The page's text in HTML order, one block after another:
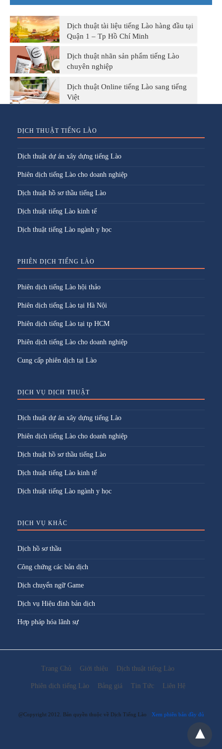
Dịch thuật tài liệu tiếng Lào hàng đầu tại
Quận 1 – Tp Hồ Chí Minh
Dịch thuật nhãn sản phẩm tiếng Lào
chuyên nghiệp
Dịch thuật Online tiếng Lào sang tiếng
Việt
DỊCH THUẬT TIẾNG LÀO
Dịch thuật dự án xây dựng tiếng Lào
Phiên dịch tiếng Lào cho doanh nghiệp
Dịch thuật hồ sơ thầu tiếng Lào
Dịch thuật tiếng Lào kinh tế
Dịch thuật tiếng Lào ngành y học
PHIÊN DỊCH TIẾNG LÀO
Phiên dịch tiếng Lào hội thảo
Phiên dịch tiếng Lào tại Hà Nội
Phiên dịch tiếng Lào tại tp HCM
Phiên dịch tiếng Lào cho doanh nghiệp
Cung cấp phiên dịch tại Lào
DỊCH VỤ DỊCH THUẬT
Dịch thuật dự án xây dựng tiếng Lào
Phiên dịch tiếng Lào cho doanh nghiệp
Dịch thuật hồ sơ thầu tiếng Lào
Dịch thuật tiếng Lào kinh tế
Dịch thuật tiếng Lào ngành y học
DỊCH VỤ KHÁC
Dịch hồ sơ thầu
Công chứng các bản dịch
Dịch chuyển ngữ Game
Dịch vụ Hiệu đính bản dịch
Hợp pháp hóa lãnh sự
Trang Chủ Giới thiệu Dịch thuật tiếng Lào
Phiên dịch tiếng Lào Bảng giá Tin Tức Liên Hệ
@Copyright 2012. Bản quyền thuộc về Dịch Tiếng Lào Xem phiên bản đầy đủ